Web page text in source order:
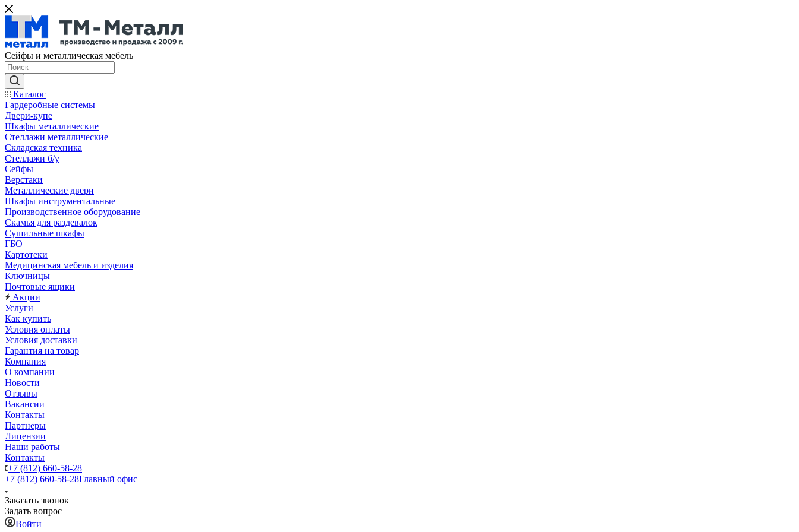
Сейфы и металлическая мебель
Каталог
Гардеробные системы
Двери-купе
Шкафы металлические
Стеллажи металлические
Складская техника
Стеллажи б/у
Сейфы
Верстаки
Металлические двери
Шкафы инструментальные
Производственное оборудование
Скамья для раздевалок
Сушильные шкафы
ГБО
Картотеки
Медицинская мебель и изделия
Ключницы
Почтовые ящики
Акции
Услуги
Как купить
Условия оплаты
Условия доставки
Гарантия на товар
Компания
О компании
Новости
Отзывы
Вакансии
Контакты
Партнеры
Лицензии
Наши работы
Контакты
+7 (812) 660-58-28
+7 (812) 660-58-28Главный офис
Заказать звонок
Задать вопрос
Войти